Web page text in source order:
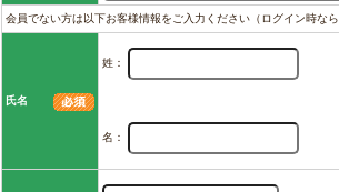
会員でない方は以下お客様情報をご入力ください（ログイン時なら
氏名
姓：
名：